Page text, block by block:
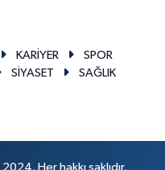
KARİYER
SPOR
SİYASET
SAĞLIK
Her hakkı saklıdır.